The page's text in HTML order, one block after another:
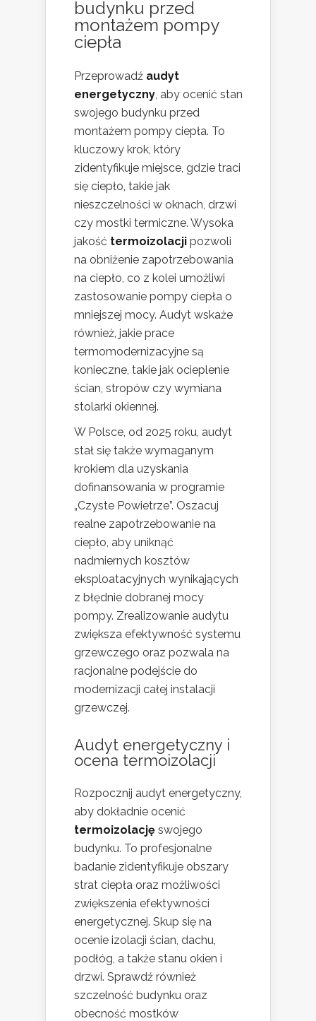
budynku przed
montażem pompy
ciepła
Przeprowadź audyt
energetyczny , aby ocenić stan
swojego budynku przed
montażem pompy ciepła. To
kluczowy krok, który
zidentyfikuje miejsce, gdzie traci
się ciepło, takie jak
nieszczelności w oknach, drzwi
czy mostki termiczne. Wysoka
jakość termoizolacji pozwoli
na obniżenie zapotrzebowania
na ciepło, co z kolei umożliwi
zastosowanie pompy ciepła o
mniejszej mocy. Audyt wskaże
również, jakie prace
termomodernizacyjne są
konieczne, takie jak ocieplenie
ścian, stropów czy wymiana
stolarki okiennej.
W Polsce, od 2025 roku, audyt
stał się także wymaganym
krokiem dla uzyskania
dofinansowania w programie
„Czyste Powietrze”. Oszacuj
realne zapotrzebowanie na
ciepło, aby uniknąć
nadmiernych kosztów
eksploatacyjnych wynikających
z błędnie dobranej mocy
pompy. Zrealizowanie audytu
zwiększa efektywność systemu
grzewczego oraz pozwala na
racjonalne podejście do
modernizacji całej instalacji
grzewczej.
Audyt energetyczny i
ocena termoizolacji
Rozpocznij audyt energetyczny,
aby dokładnie ocenić
termoizolację swojego
budynku. To profesjonalne
badanie zidentyfikuje obszary
strat ciepła oraz możliwości
zwiększenia efektywności
energetycznej. Skup się na
ocenie izolacji ścian, dachu,
podłóg, a także stanu okien i
drzwi. Sprawdź również
szczelność budynku oraz
obecność mostków